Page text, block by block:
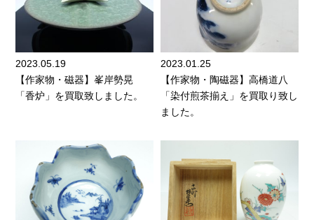
2023.05.19
【作家物・磁器】峯岸勢晃
「香炉」を買取致しました。
2023.01.25
【作家物・陶磁器】高橋道八
「染付煎茶揃え」を買取り致し
ました。